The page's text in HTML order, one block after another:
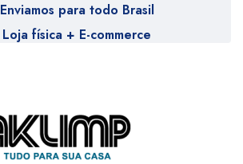
Enviamos para todo Brasil
Loja física + E-commerce